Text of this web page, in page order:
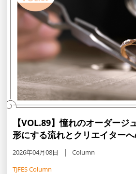
【VOL.89】憧れのオーダージ
形にする流れとクリエイター
2026年04月08日
Column
TJFES Column